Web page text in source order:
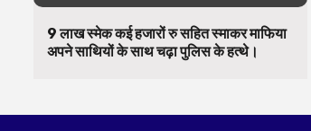
9 लाख स्मेक कई हजारों रु सहित स्माकर माफिया
अपने साथियों के साथ चढ़ा पुलिस के हत्थे।